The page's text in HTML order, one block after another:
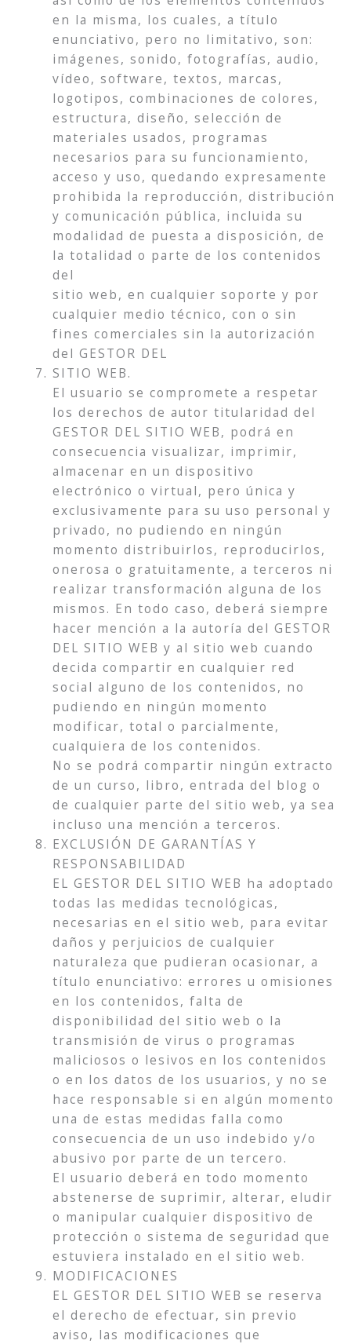
en la misma, los cuales, a título
enunciativo, pero no limitativo, son:
imágenes, sonido, fotografías, audio,
vídeo, software, textos, marcas,
logotipos, combinaciones de colores,
estructura, diseño, selección de
materiales usados, programas
necesarios para su funcionamiento,
acceso y uso, quedando expresamente
prohibida la reproducción, distribución
y comunicación pública, incluida su
modalidad de puesta a disposición, de
la totalidad o parte de los contenidos
del
sitio web, en cualquier soporte y por
cualquier medio técnico, con o sin
fines comerciales sin la autorización
del GESTOR DEL
SITIO WEB.
El usuario se compromete a respetar
los derechos de autor titularidad del
GESTOR DEL SITIO WEB, podrá en
consecuencia visualizar, imprimir,
almacenar en un dispositivo
electrónico o virtual, pero única y
exclusivamente para su uso personal y
privado, no pudiendo en ningún
momento distribuirlos, reproducirlos,
onerosa o gratuitamente, a terceros ni
realizar transformación alguna de los
mismos. En todo caso, deberá siempre
hacer mención a la autoría del GESTOR
DEL SITIO WEB y al sitio web cuando
decida compartir en cualquier red
social alguno de los contenidos, no
pudiendo en ningún momento
modificar, total o parcialmente,
cualquiera de los contenidos.
No se podrá compartir ningún extracto
de un curso, libro, entrada del blog o
de cualquier parte del sitio web, ya sea
incluso una mención a terceros.
EXCLUSIÓN DE GARANTÍAS Y
RESPONSABILIDAD
EL GESTOR DEL SITIO WEB ha adoptado
todas las medidas tecnológicas,
necesarias en el sitio web, para evitar
daños y perjuicios de cualquier
naturaleza que pudieran ocasionar, a
título enunciativo: errores u omisiones
en los contenidos, falta de
disponibilidad del sitio web o la
transmisión de virus o programas
maliciosos o lesivos en los contenidos
o en los datos de los usuarios, y no se
hace responsable si en algún momento
una de estas medidas falla como
consecuencia de un uso indebido y/o
abusivo por parte de un tercero.
El usuario deberá en todo momento
abstenerse de suprimir, alterar, eludir
o manipular cualquier dispositivo de
protección o sistema de seguridad que
estuviera instalado en el sitio web.
MODIFICACIONES
EL GESTOR DEL SITIO WEB se reserva
el derecho de efectuar, sin previo
aviso, las modificaciones que